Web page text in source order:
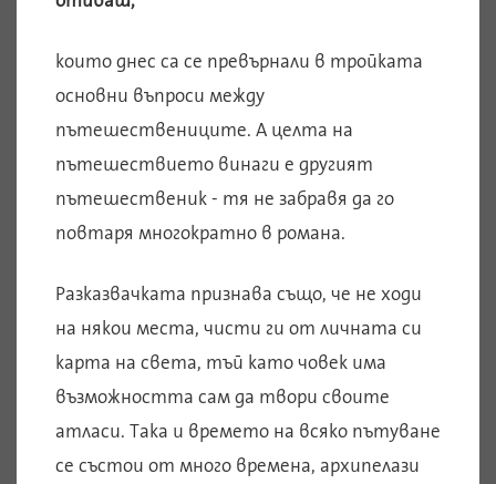
които днес са се превърнали в тройката
основни въпроси между
пътешествениците. А целта на
пътешествието винаги е другият
пътешественик - тя не забравя да го
повтаря многократно в романа.
Разказвачката признава също, че не ходи
на някои места, чисти ги от личната си
карта на света, тъй като човек има
възможността сам да твори своите
атласи. Така и времето на всяко пътуване
се състои от много времена, архипелази